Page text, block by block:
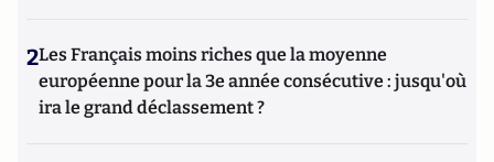
2Les Français moins riches que la moyenne
européenne pour la 3e année consécutive : jusqu'où
ira le grand déclassement ?